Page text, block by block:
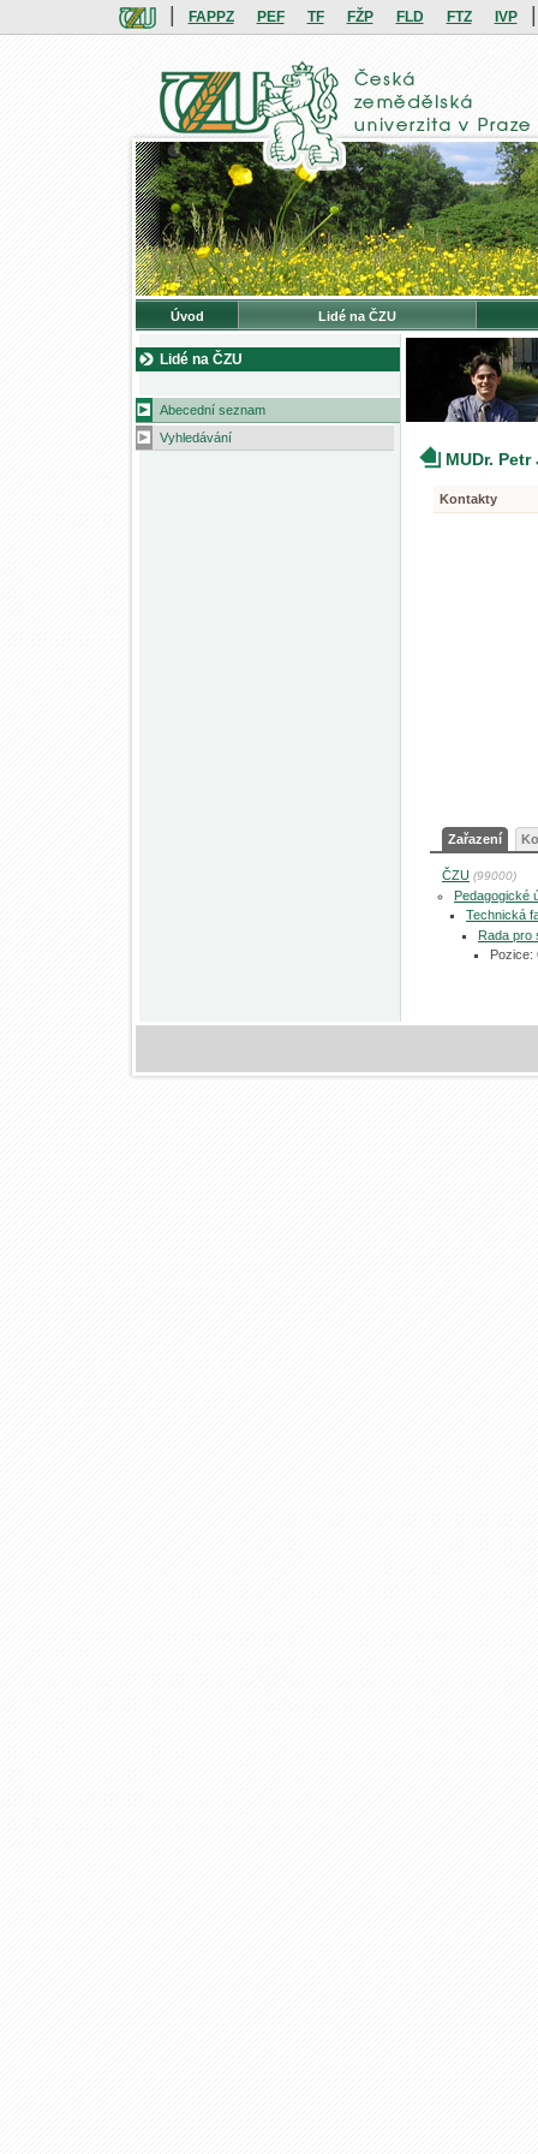
FAPPZ PEF TF FŽP FLD FTZ IVP
Úvod Lidé na ČZU
Lidé na ČZU
Abecední seznam
Vyhledávání
MUDr.
Kontakty
Zařazení
ČZU (99000)
Pedagogické
Technická
Rada pro
Pozice: